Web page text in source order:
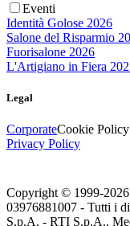
Eventi
Identità Golose 2026
Salone del Risparmio
Fuorisalone 2026
L'Artigiano in Fiera
Legal
CorporateCookie Policy
Privacy Policy
Copyright © 1999-2026
03976881007 - Tutti i
S.p.A. - RTI S.p.A.,